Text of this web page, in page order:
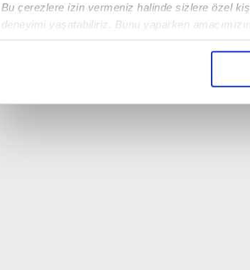
Bu çerezlere izin vermeniz halinde sizlere özel
deneyimi yaşatabiliriz. Bunu yaparken
içerikleri sunabilmek adına elimizden gelen